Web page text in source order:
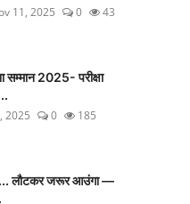
11, 2025 0 43
सम्मान 2025- परीक्षा
2025 0 185
लौटकर जरूर आउंगा —